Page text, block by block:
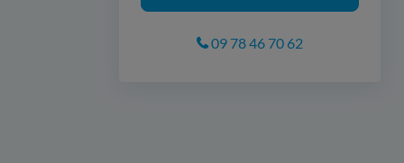
09 78 46 70 62